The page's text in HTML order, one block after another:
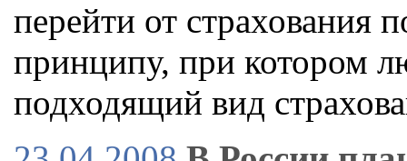
перейти от страхования
принципу, при котором
подходящий вид